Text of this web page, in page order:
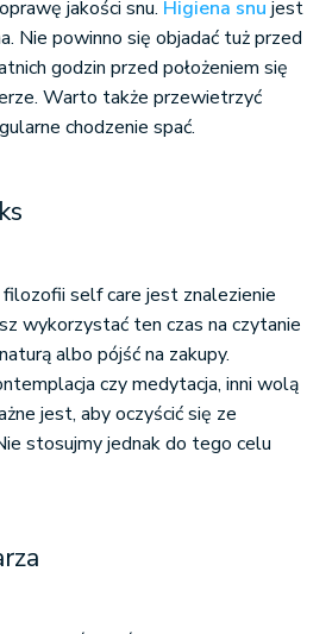
jakości snu. Higiena snu jest
Nie powinno się objadać tuż przed
godzin przed położeniem się
Warto także przewietrzyć
chodzenie spać.
self care jest znalezienie
wykorzystać ten czas na czytanie
albo pójść na zakupy.
czy medytacja, inni wolą
jest, aby oczyścić się ze
stosujmy jednak do tego celu